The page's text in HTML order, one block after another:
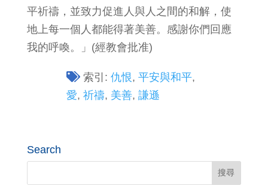
平祈禱，並致力促進人與人之間的和解，使
地上每一個人都能得著美善。感謝你們回應
我的呼喚。」(經教會批准)
索引: 仇恨, 平安與和平,
愛,祈禱, 美善,謙遜
Search